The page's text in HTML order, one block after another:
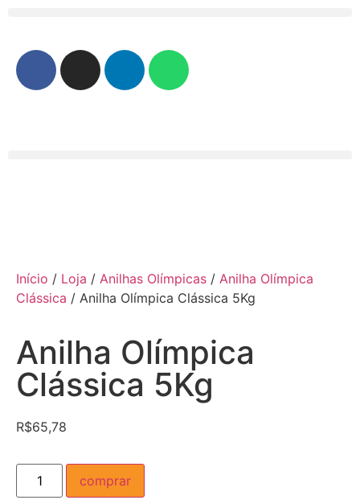
Início / Loja / Anilhas Olímpicas / Anilha Olímpica
Clássica / Anilha Olímpica Clássica 5Kg
Anilha Olímpica
Clássica 5Kg
R$65,78
comprar